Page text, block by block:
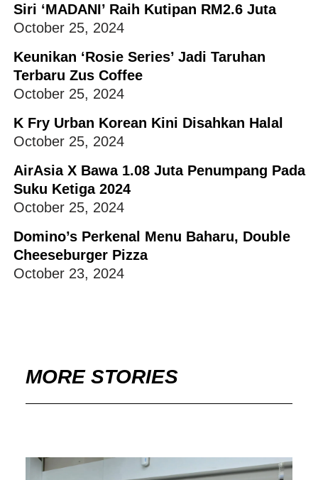
Siri ‘MADANI’ Raih Kutipan RM2.6 Juta
October 25, 2024
Keunikan ‘Rosie Series’ Jadi Taruhan
Terbaru Zus Coffee
October 25, 2024
K Fry Urban Korean Kini Disahkan Halal
October 25, 2024
AirAsia X Bawa 1.08 Juta Penumpang Pada
Suku Ketiga 2024
October 25, 2024
Domino’s Perkenal Menu Baharu, Double
Cheeseburger Pizza
October 23, 2024
MORE STORIES